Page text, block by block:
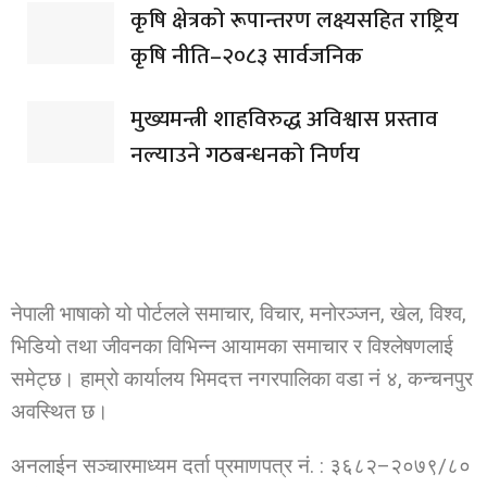
कृषि क्षेत्रको रूपान्तरण लक्ष्यसहित राष्ट्रिय
कृषि नीति–२०८३ सार्वजनिक
मुख्यमन्त्री शाहविरुद्ध अविश्वास प्रस्ताव
नल्याउने गठबन्धनको निर्णय
नेपाली भाषाको यो पोर्टलले समाचार, विचार, मनोरञ्जन, खेल, विश्व,
भिडियो तथा जीवनका विभिन्न आयामका समाचार र विश्लेषणलाई
समेट्छ। हाम्रो कार्यालय भिमदत्त नगरपालिका वडा नं ४, कन्चनपुर
अवस्थित छ।
अनलाईन सञ्चारमाध्यम दर्ता प्रमाणपत्र नं. : ३६८२–२०७९/८०